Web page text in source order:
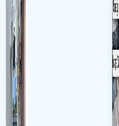
AN PHÚ CITY Sử dụng
Dịch vụ camera
cam DH-H5AE ,2 sw tplink 5 port LS1005
- Khách Lắp Camera
Địa điểm lăp đặt
Phú Thọ Hòa, Hồ Chí Minh Sử dụng
Dịch
DT:DH-H5AE,4 thẻ 32gb v.has', 2 the nho
- Khách Lắp Camera CÔNG TY TNHH CÀ
lăp đặt camera 432A Xô Viết Nghệ Tĩnh,
Chí Minh, Sử dụng
Dịch vụ camera quan
10TB : 1 cái, KX-A4K8116N3-VM : 1 cái , 2
, DH-H5D-5F : 2 cái, DH-H5AE : 5 cái,2
TP-LINK TL-SG1016D : 1 cái, SWITCH 8
cái, phần mềm online 1tr500/năm/2 bàn
- Khách Lắp Camera Anh Tuấn
Địa điểm
binh trị đông B bình tân Sử dụng
Dịch vụ
công khuôn mặt senseface 4A : 1 cái,